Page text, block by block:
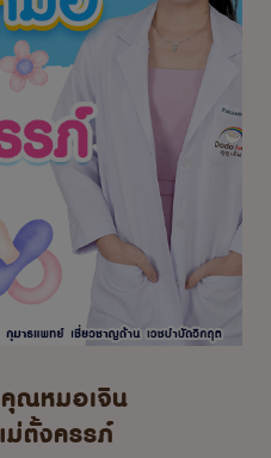
คุณหมอเจิน
ตั้งครรภ์